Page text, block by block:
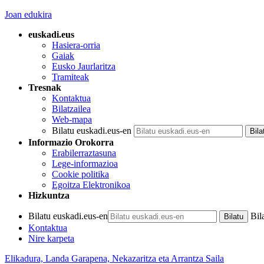
Joan edukira
euskadi.eus
Hasiera-orria
Gaiak
Eusko Jaurlaritza
Tramiteak
Tresnak
Kontaktua
Bilatzailea
Web-mapa
Bilatu euskadi.eus-en
Informazio Orokorra
Erabilerraztasuna
Lege-informazioa
Cookie politika
Egoitza Elektronikoa
Hizkuntza
Bilatu euskadi.eus-en
Kontaktua
Nire karpeta
Elikadura, Landa Garapena, Nekazaritza eta Arrantza Saila